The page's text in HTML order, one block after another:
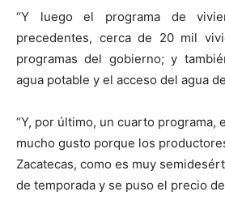
“Y luego el programa de
precedentes, cerca de 20 mil
programas del gobierno; y
agua potable y el acceso del agua
“Y, por último, un cuarto programa,
mucho gusto porque los
Zacatecas, como es muy
de temporada y se puso el precio